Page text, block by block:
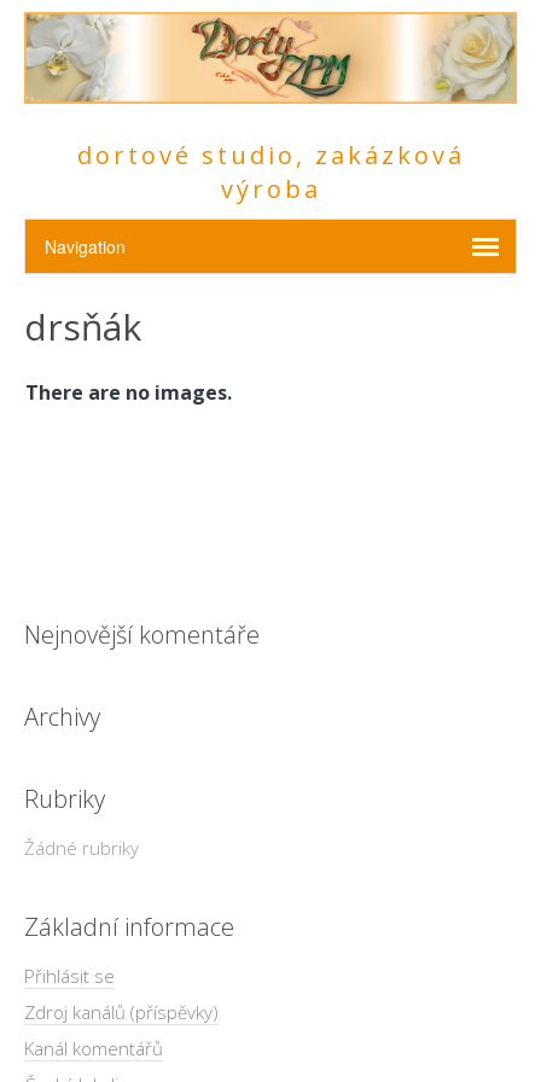
dortové studio, zakázková
výroba
drsňák
There are no images.
Nejnovější komentáře
Archivy
Rubriky
Žádné rubriky
Základní informace
Přihlásit se
Zdroj kanálů (příspěvky)
Kanál komentářů